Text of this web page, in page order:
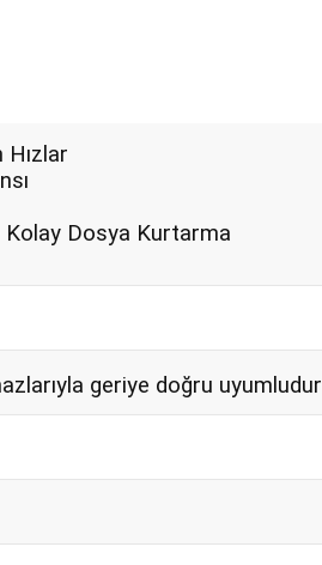
Hızlar
Kolay Dosya Kurtarma
geriye doğru uyumludur